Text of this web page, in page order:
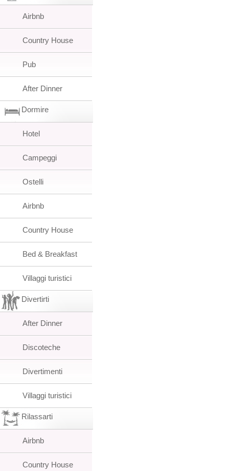
Airbnb
Country House
Pub
After Dinner
Dormire
Hotel
Campeggi
Ostelli
Airbnb
Country House
Bed & Breakfast
Villaggi turistici
Divertirti
After Dinner
Discoteche
Divertimenti
Villaggi turistici
Rilassarti
Airbnb
Country House